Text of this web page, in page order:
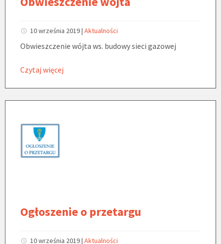
10 września 2019| Aktualności
Obwieszczenie wójta ws. budowy sieci gazowej
Czytaj więcej
Ogłoszenie o przetargu
10 września 2019| Aktualności